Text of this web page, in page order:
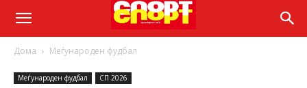
Дома Меѓународен фудбал
Меѓународен фудбал СП 2026